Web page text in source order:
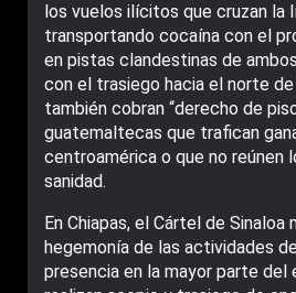
los vuelos ilícitos que cruzan la
transportando cocaína con el
en pistas clandestinas de
con el trasiego hacia el norte
también cobran “derecho de
guatemaltecas que trafican
centroamérica o que no reúnen
sanidad.
En Chiapas, el Cártel de Sinaloa
hegemonía de las actividades
presencia en la mayor parte del